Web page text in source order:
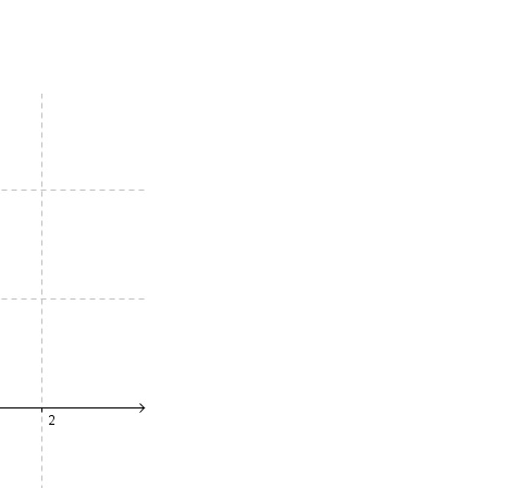
réussir votre année scolaire ?
Testez gratuitement pendant 24h
notre plateforme de soutien
Fiches de cours et vidéos
exercices corrigés